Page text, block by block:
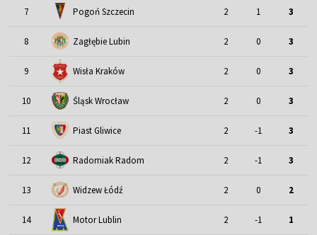
7 Pogoń Szczecin 2 1 3
8 Zagłębie Lubin 2 0 3
9 Wisła Kraków 2 0 3
10 Śląsk Wrocław 2 0 3
11 Piast Gliwice 2 -1 3
12 Radomiak Radom 2 -1 3
13 Widzew Łódź 2 0 2
14 Motor Lublin 2 -1 1